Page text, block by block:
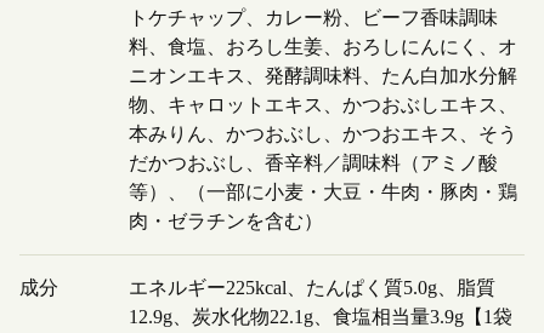
トケチャップ、カレー粉、ビーフ香味調味
料、食塩、おろし生姜、おろしにんにく、オ
ニオンエキス、発酵調味料、たん白加水分解
物、キャロットエキス、かつおぶしエキス、
本みりん、かつおぶし、かつおエキス、そう
だかつおぶし、香辛料／調味料（アミノ酸
等）、（一部に小麦・大豆・牛肉・豚肉・鶏
肉・ゼラチンを含む）
成分
エネルギー225kcal、たんぱく質5.0g、脂質
12.9g、炭水化物22.1g、食塩相当量3.9g【1袋